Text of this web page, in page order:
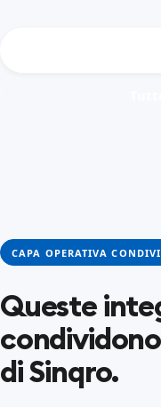
CAPA OPERATIVA
Queste
di Sinqro.